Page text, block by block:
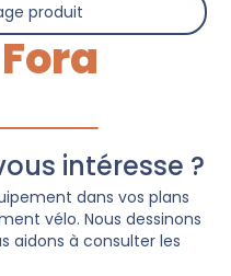
produit
intéresse ?
dans vos plans
vélo. Nous dessinons
aidons à consulter les